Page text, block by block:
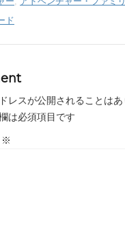
ド
レスが公開されることはあ
は必須項目です
※